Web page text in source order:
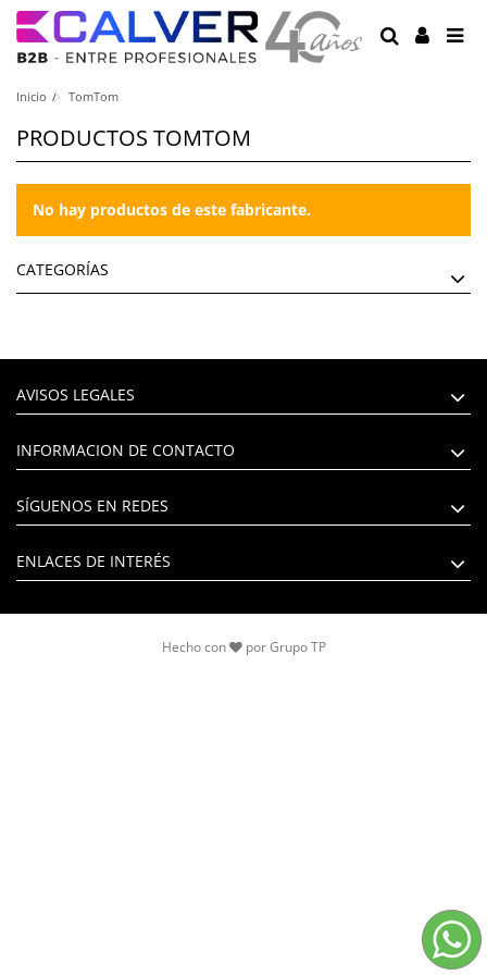
Inicio TomTom
PRODUCTOS TOMTOM
No hay productos de este fabricante.
CATEGORÍAS
AVISOS LEGALES
INFORMACION DE CONTACTO
SÍGUENOS EN REDES
ENLACES DE INTERÉS
Hecho con por Grupo TP